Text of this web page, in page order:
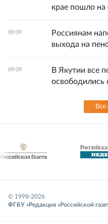
крае пошло на
09:09
Россиянам
выхода на
09:09
В Якутии все
освободились
Все
© 1998-2026
ФГБУ «Редакция «Российской